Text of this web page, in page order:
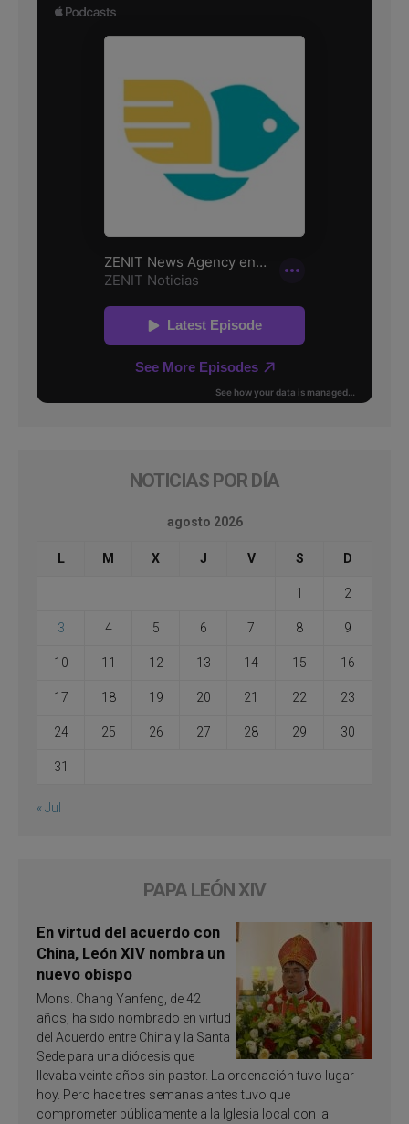
NOTICIAS POR DÍA
agosto 2026
L M X J V S D
1 2
3 4 5 6 7 8 9
10 11 12 13 14 15 16
17 18 19 20 21 22 23
24 25 26 27 28 29 30
31
« Jul
PAPA LEÓN XIV
En virtud del acuerdo con
China, León XIV nombra un
nuevo obispo
Mons. Chang Yanfeng, de 42
años, ha sido nombrado en virtud
del Acuerdo entre China y la Santa
Sede para una diócesis que
llevaba veinte años sin pastor. La ordenación tuvo lugar
hoy. Pero hace tres semanas antes tuvo que
comprometer públicamente a la Iglesia local con la